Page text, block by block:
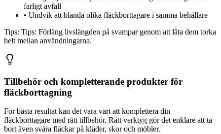
farligt avfall
• Undvik att blanda olika fläckborttagare i samma behållare
Tips: Tips: Förläng livslängden på svampar genom att låta dem torka
helt mellan användningarna.
Tillbehör och kompletterande produkter för
fläckborttagning
För bästa resultat kan det vara värt att komplettera din
fläckborttagare med rätt tillbehör. Rätt verktyg gör det enklare att ta
bort även svåra fläckar på kläder, skor och möbler.